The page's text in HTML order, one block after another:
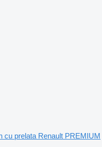
cu prelata Renault PREMIUM